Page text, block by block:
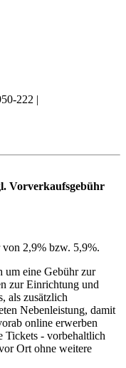
222 |
Vorverkaufsgebühr
2,9% bzw. 5,9%.
um eine Gebühr zur
zur Einrichtung und
als zusätzlich
Nebenleistung, damit
online erwerben
Tickets - vorbehaltlich
Ort ohne weitere